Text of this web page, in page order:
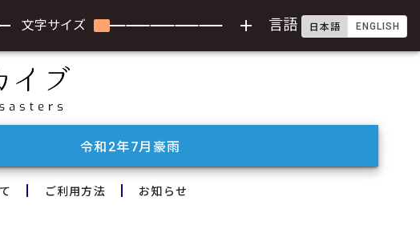
remove 文字サイズ add 言語 日本語 ENGLISH
令和2年7月豪雨
ご利用方法 お知らせ